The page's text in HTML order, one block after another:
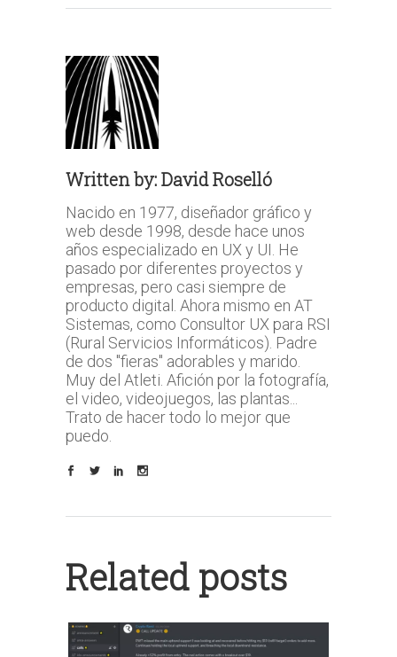
Written by:David Roselló
Nacido en 1977, diseñador gráfico y
web desde 1998, desde hace unos
años especializado en UX y UI. He
pasado por diferentes proyectos y
empresas, pero casi siempre de
producto digital. Ahora mismo en AT
Sistemas, como Consultor UX para RSI
(Rural Servicios Informáticos). Padre
de dos "fieras" adorables y marido.
Muy del Atleti. Afición por la fotografía,
el video, videojuegos, las plantas...
Trato de hacer todo lo mejor que
puedo.
Related posts